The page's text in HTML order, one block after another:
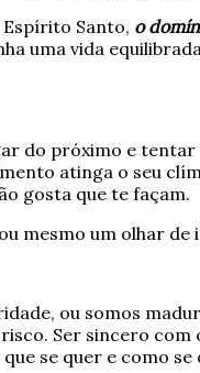
Santo, o
uma vida
do próximo e
atinga o seu
gosta que te façam.
mesmo um olhar
ou somos
Ser sincero
se quer e como